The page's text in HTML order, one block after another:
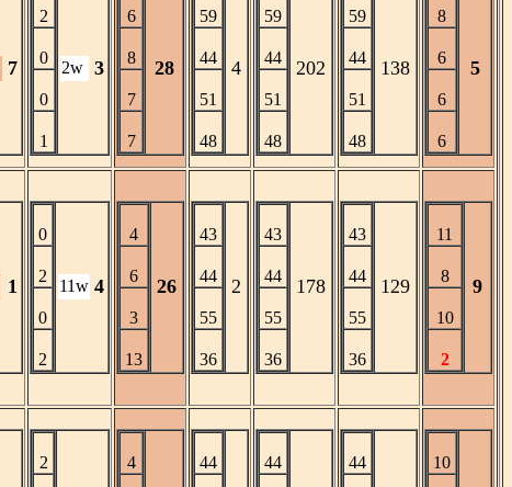
7
2
0
0
1
2w 3
6
8
7
7
28
59
44
51
48
4
59
44
51
48
202
59
44
51
48
138
8
6
6
6
5
1
0
2
0
2
11w 4
4
6
3
13
26
43
44
55
36
2
43
44
55
36
178
43
44
55
36
129
11
8
10
2
9
2 4 44 44 44 10